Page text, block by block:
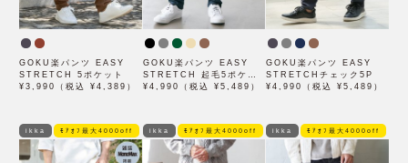
GOKU楽パンツ EASY
STRETCH 5ポケット
¥3,990（税込 ¥4,389）
GOKU楽パンツ EASY
STRETCH 起毛5ポケッ
ト
¥4,990（税込 ¥5,489）
GOKU楽パンツ EASY
STRETCHチェック5P
¥4,990（税込 ¥5,489）
ikka ﾓｱｵﾌ最大4000off ikka ﾓｱｵﾌ最大4000off ikka ﾓｱｵﾌ最大4000off